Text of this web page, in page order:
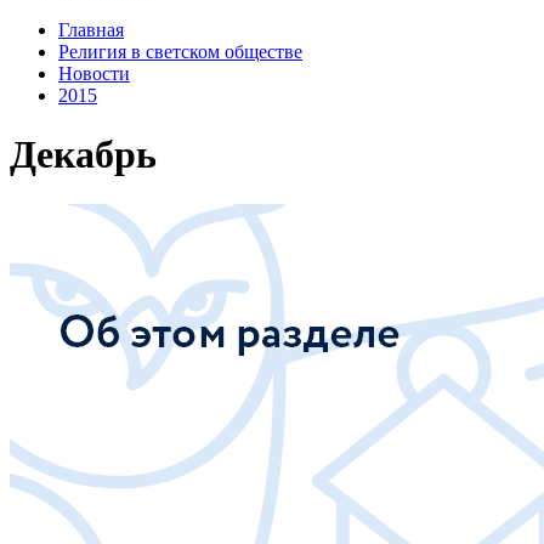
Главная
Религия в светском обществе
Новости
2015
Декабрь